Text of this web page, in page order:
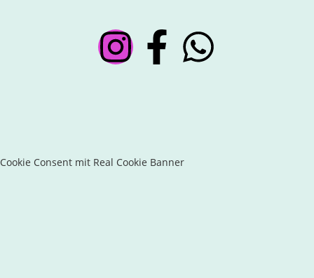
Cookie Consent mit Real Cookie Banner